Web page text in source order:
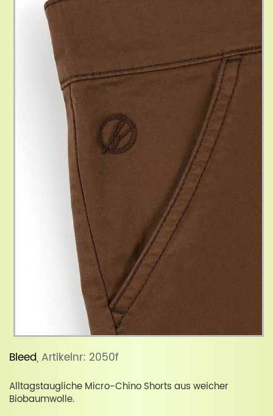
Bleed, Artikelnr: 2050f
Alltagstaugliche Micro-Chino Shorts aus weicher
Biobaumwolle.